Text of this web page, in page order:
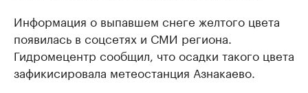
Информация о выпавшем снеге желтого цвета
появилась в соцсетях и СМИ региона.
Гидромецентр сообщил, что осадки такого цвета
зафикисировала метеостанция Азнакаево.